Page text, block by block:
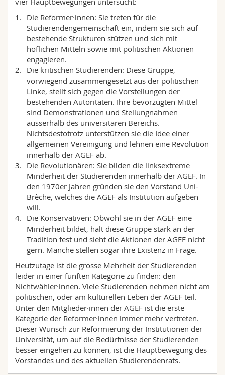
Die Reformer·innen: Sie treten für die
Studierendengemeinschaft ein, indem sie sich auf
bestehende Strukturen stützen und sich mit
höflichen Mitteln sowie mit politischen Aktionen
engagieren.
Die kritischen Studierenden: Diese Gruppe,
vorwiegend zusammengesetzt aus der politischen
Linke, stellt sich gegen die Vorstellungen der
bestehenden Autoritäten. Ihre bevorzugten Mittel
sind Demonstrationen und Stellungnahmen
ausserhalb des universitären Bereichs.
Nichtsdestotrotz unterstützen sie die Idee einer
allgemeinen Vereinigung und lehnen eine Revolution
innerhalb der AGEF ab.
Die Revolutionären: Sie bilden die linksextreme
Minderheit der Studierenden innerhalb der AGEF. In
den 1970er Jahren gründen sie den Vorstand Uni-
Brèche, welches die AGEF als Institution aufgeben
will.
Die Konservativen: Obwohl sie in der AGEF eine
Minderheit bildet, hält diese Gruppe stark an der
Tradition fest und sieht die Aktionen der AGEF nicht
gern. Manche stellen sogar ihre Existenz in Frage.
Heutzutage ist die grosse Mehrheit der Studierenden
leider in einer fünften Kategorie zu finden: den
Nichtwähler·innen. Viele Studierenden nehmen nicht am
politischen, oder am kulturellen Leben der AGEF teil.
Unter den Mitglieder·innen der AGEF ist die erste
Kategorie der Reformer·innen immer mehr vertreten.
Dieser Wunsch zur Reformierung der Institutionen der
Universität, um auf die Bedürfnisse der Studierenden
besser eingehen zu können, ist die Hauptbewegung des
Vorstandes und des aktuellen Studierendenrats.